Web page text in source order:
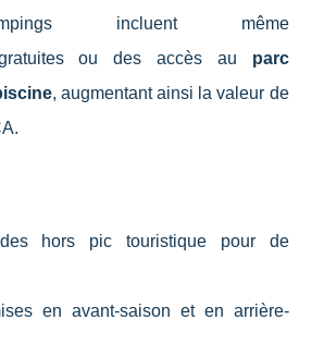
incluent même
ou des accès au parc
, augmentant ainsi la valeur de
hors pic touristique pour de
en avant-saison et en arrière-